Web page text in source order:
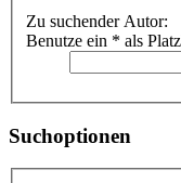
Zu suchender Autor:
Benutze ein * als
Suchoptionen